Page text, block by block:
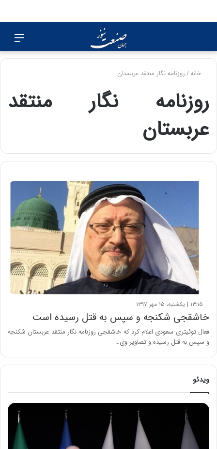
برای
خانه/روزنامه نگار منتقد عربستان
روزنامه نگار منتقد
عربستان
۱۳:۱۵ | یکشنبه، ۱۵ مهر ۱۳۹۷
خاشقجی شکنجه و سپس به قتل رسیده است
فعال توئیتری سعودی اعلام کرد که خاشقجی روزنامه نگار منتقد عربستان شکنجه
و سپس به قتل رسیده و تصاویر وی…
ویدئو
ح